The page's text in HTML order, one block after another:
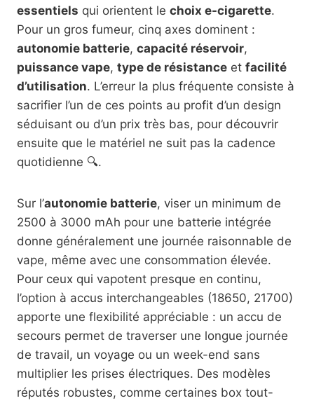
essentiels qui orientent le choix e-cigarette.
Pour un gros fumeur, cinq axes dominent :
autonomie batterie, capacité réservoir,
puissance vape, type de résistance et facilité
d’utilisation. L’erreur la plus fréquente consiste à
sacrifier l’un de ces points au profit d’un design
séduisant ou d’un prix très bas, pour découvrir
ensuite que le matériel ne suit pas la cadence
quotidienne 🔍.
Sur l’autonomie batterie, viser un minimum de
2500 à 3000 mAh pour une batterie intégrée
donne généralement une journée raisonnable de
vape, même avec une consommation élevée.
Pour ceux qui vapotent presque en continu,
l’option à accus interchangeables (18650, 21700)
apporte une flexibilité appréciable : un accu de
secours permet de traverser une longue journée
de travail, un voyage ou un week-end sans
multiplier les prises électriques. Des modèles
réputés robustes, comme certaines box tout-